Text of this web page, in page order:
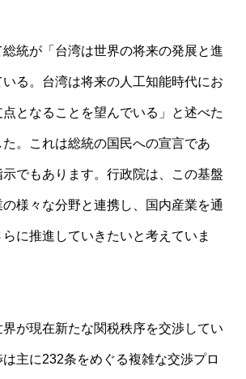
統が「台湾は世界の将来の発展と進
る。台湾は将来の人工知能時代にお
となることを望んでいる」と述べた
。これは総統の国民への宣言であ
示でもあります。行政院は、この基盤
様々な分野と連携し、国内産業を通
に推進していきたいと考えていま
が現在新たな関税秩序を交渉してい
主に232条をめぐる複雑な交渉プロ